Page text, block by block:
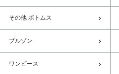
その他 ボトムス
ブルゾン
ワンピース